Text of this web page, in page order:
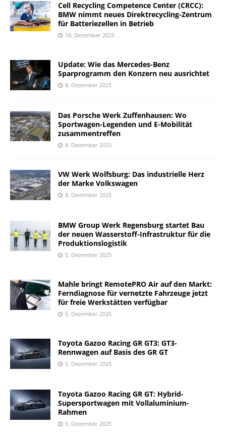
Cell Recycling Competence Center (CRCC):
BMW nimmt neues Direktrecycling-Zentrum
für Batteriezellen in Betrieb
18. Dezember 2025
Update: Wie das Mercedes-Benz
Sparprogramm den Konzern neu ausrichtet
8. Dezember 2025
Das Porsche Werk Zuffenhausen: Wo
Sportwagen-Legenden und E-Mobilität
zusammentreffen
8. Dezember 2025
VW Werk Wolfsburg: Das industrielle Herz
der Marke Volkswagen
8. Dezember 2025
BMW Group Werk Regensburg startet Bau
der neuen Wasserstoff-Infrastruktur für die
Produktionslogistik
5. Dezember 2025
Mahle bringt RemotePRO Air auf den Markt:
Ferndiagnose für vernetzte Fahrzeuge jetzt
für freie Werkstätten verfügbar
5. Dezember 2025
Toyota Gazoo Racing GR GT3: GT3-
Rennwagen auf Basis des GR GT
5. Dezember 2025
Toyota Gazoo Racing GR GT: Hybrid-
Supersportwagen mit Vollaluminium-
Rahmen
5. Dezember 2025